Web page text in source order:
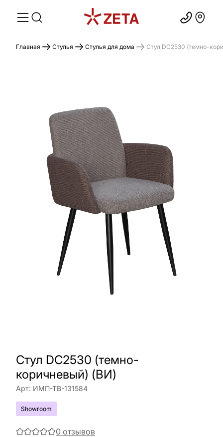
Главная Стулья Стулья для дома Стул DC2530 (темно-
Стул DC2530 (темно-
коричневый) (ВИ)
Арт: ИМП-ТВ-131584
Showroom
0 отзывов